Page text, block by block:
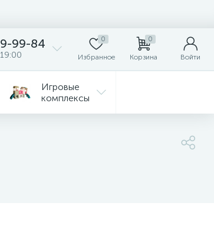
99-84 0
Избранное
0
Корзина Войти
Игровые
комплексы